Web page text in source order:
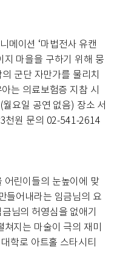
메이션 ‘마법전사 유캔
지 마을을 구하기 위해 뭉
군단 자만가를 물리치
는 의료보험증 지참 시
요일 공연 없음) 장소 서
천원 문의 02-541-2614
어린이들의 눈높이에 맞
들어내라는 임금님의 요
님의 허영심을 없애기
지는 마술이 극의 재미
학로 아트홀 스타시티